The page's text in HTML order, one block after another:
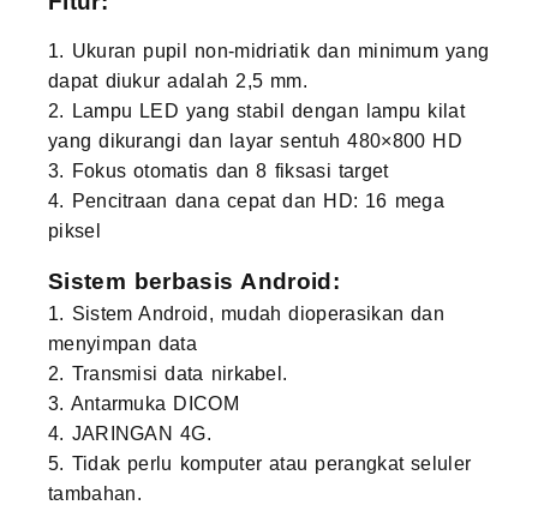
1. Ukuran pupil non-midriatik dan minimum yang
dapat diukur adalah 2,5 mm.
2. Lampu LED yang stabil dengan lampu kilat
yang dikurangi dan layar sentuh 480×800 HD
3. Fokus otomatis dan 8 fiksasi target
4. Pencitraan dana cepat dan HD: 16 mega
piksel
Sistem berbasis Android:
1. Sistem Android, mudah dioperasikan dan
menyimpan data
2. Transmisi data nirkabel.
3. Antarmuka DICOM
4. JARINGAN 4G.
5. Tidak perlu komputer atau perangkat seluler
tambahan.